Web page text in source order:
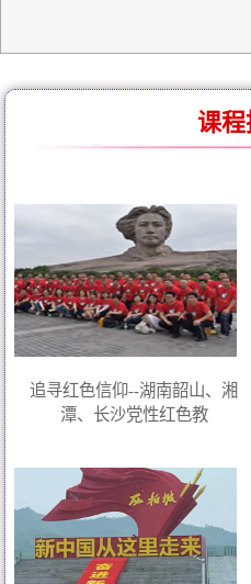
课
追寻红色信仰--湖南韶山、湘
潭、长沙党性红色教